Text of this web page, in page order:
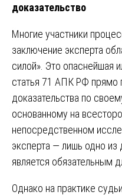
доказательство
Многие участники
заключение эксперта
силой». Это опаснейшая
статья 71 АПК РФ прямо
доказательства по
основанному на
непосредственном
эксперта — лишь одно из
является обязательным
Однако на практике